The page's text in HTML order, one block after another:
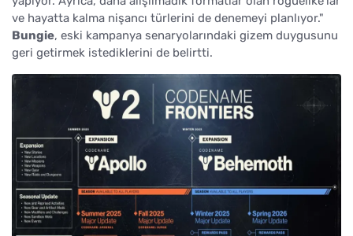
ve hayatta kalma nişancı türlerini de denemeyi planlıyor."
Bungie, eski kampanya senaryolarındaki gizem duygusunu
geri getirmek istediklerini de belirtti.